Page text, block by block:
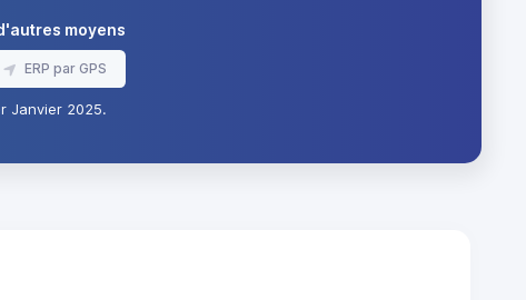
moyens
ERP par GPS
Janvier 2025.